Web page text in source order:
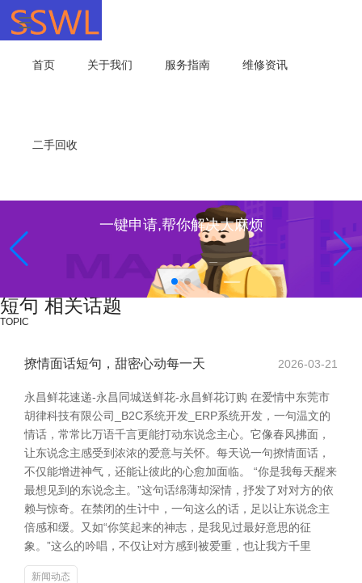
首页 关于我们 服务指南 维修资讯
二手回收
一键申请,帮你解决大麻烦
短句 相关话题
TOPIC
撩情面话短句，甜密心动每一天 2026-03-21
永昌鲜花速递-永昌同城送鲜花-永昌鲜花订购 在爱情中东莞市
胡律科技有限公司_B2C系统开发_ERP系统开发，一句温文的
情话，常常比万语千言更能打动东说念主心。它像春风拂面，
让东说念主感受到浓浓的爱意与关怀。每天说一句撩情面话，
不仅能增进神气，还能让彼此的心愈加面临。 “你是我每天醒来
最想见到的东说念主。”这句话绵薄却深情，抒发了对对方的依
赖与惊奇。在禁闭的生计中，一句这么的话，足以让东说念主
倍感和缓。又如“你笑起来的神志，是我见过最好意思的征
象。”这么的吟唱，不仅让对方感到被爱重，也让我方千里
新闻动态